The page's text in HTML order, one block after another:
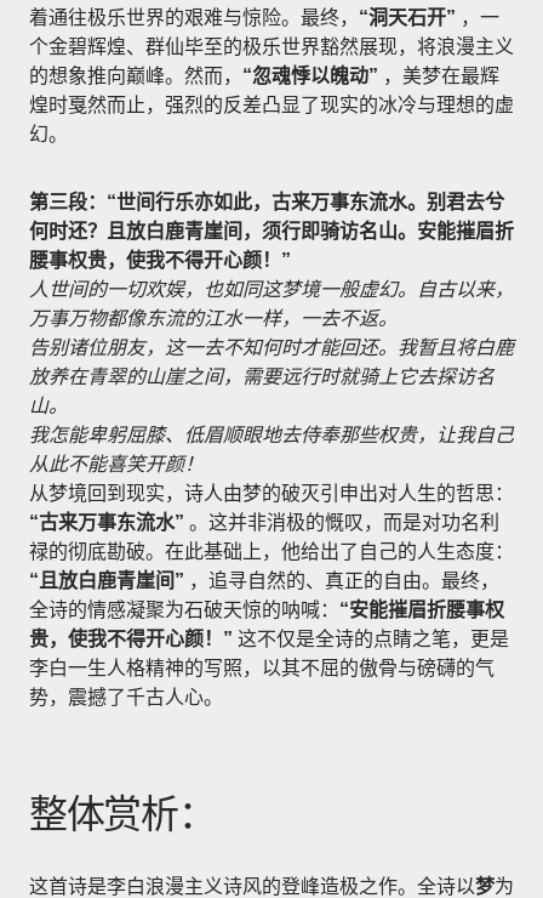
着通往极乐世界的艰难与惊险。最终， “洞天石开” ，一
个金碧辉煌、群仙毕至的极乐世界豁然展现，将浪漫主义
的想象推向巅峰。然而， “忽魂悸以魄动” ，美梦在最辉
煌时戛然而止，强烈的反差凸显了现实的冰冷与理想的虚
幻。
第三段：“世间行乐亦如此，古来万事东流水。别君去兮
何时还？且放白鹿青崖间，须行即骑访名山。安能摧眉折
腰事权贵，使我不得开心颜！”
人世间的一切欢娱，也如同这梦境一般虚幻。自古以来，
万事万物都像东流的江水一样，一去不返。
告别诸位朋友，这一去不知何时才能回还。我暂且将白鹿
放养在青翠的山崖之间，需要远行时就骑上它去探访名
山。
我怎能卑躬屈膝、低眉顺眼地去侍奉那些权贵，让我自己
从此不能喜笑开颜！
从梦境回到现实，诗人由梦的破灭引申出对人生的哲思：
“古来万事东流水” 。这并非消极的慨叹，而是对功名利
禄的彻底勘破。在此基础上，他给出了自己的人生态度：
“且放白鹿青崖间” ，追寻自然的、真正的自由。最终，
全诗的情感凝聚为石破天惊的呐喊： “安能摧眉折腰事权
贵，使我不得开心颜！” 这不仅是全诗的点睛之笔，更是
李白一生人格精神的写照，以其不屈的傲骨与磅礴的气
势，震撼了千古人心。
整体赏析：
这首诗是李白浪漫主义诗风的登峰造极之作。全诗以梦为